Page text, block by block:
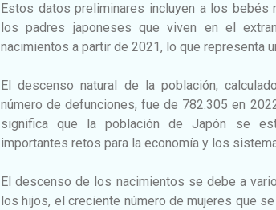
Estos datos preliminares incluyen a los
los padres japoneses que viven en el
nacimientos a partir de 2021, lo que representa
El descenso natural de la población,
número de defunciones, fue de 782.305 en
significa que la población de Japón se
importantes retos para la economía y los
El descenso de los nacimientos se debe a
los hijos, el creciente número de mujeres que